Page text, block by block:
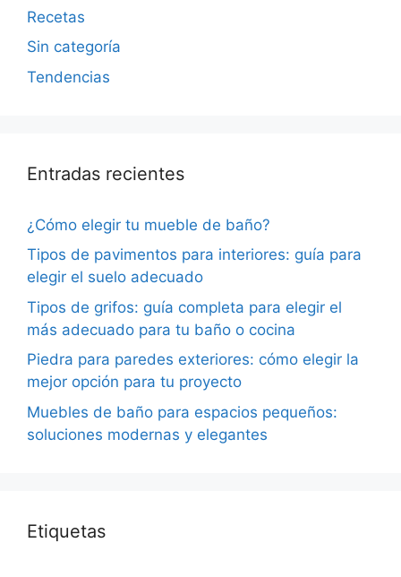
Recetas
Sin categoría
Tendencias
Entradas recientes
¿Cómo elegir tu mueble de baño?
Tipos de pavimentos para interiores: guía para
elegir el suelo adecuado
Tipos de grifos: guía completa para elegir el
más adecuado para tu baño o cocina
Piedra para paredes exteriores: cómo elegir la
mejor opción para tu proyecto
Muebles de baño para espacios pequeños:
soluciones modernas y elegantes
Etiquetas